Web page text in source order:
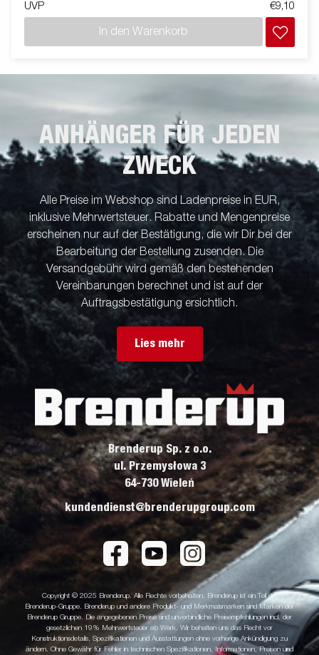
UVP €9,10
In den Warenkorb
ANHÄNGER FÜR JEDEN
ZWECK
Alle Preise im Webshop sind Ladenpreise in EUR,
inklusive Mehrwertsteuer. Rabatte und Mengenpreise
erscheinen nur auf der Bestätigung, die wir Dir bei der
Bearbeitung der Bestellung zusenden. Die
Versandgebühr wird gemäß den bestehenden
Vereinbarungen berechnet und ist auf der
Auftragsbestätigung ersichtlich.
Lies mehr
Brenderup Sp. z o.o.
ul. Przemysłowa 3
64-730 Wieleń
kundendienst@brenderupgroup.com
Copyright © 2025 Brenderup. Alle Rechte vorbehalten. Brenderup ist ein Teil der
Brenderup-Gruppe. Brenderup und andere Produkt- und Merkmalsmarken sind Marken der
Brenderup Gruppe. Die angegebenen Preise sind unverbindliche Preisempfehlungen incl. der
gesetzlichen 19% Mehrwertsteuer ab Werk. Wir behalten uns das Recht vor
Konstruktionsdetails, Spezifikationen und Ausstattungen ohne vorherige Ankündigung zu
ändern. Ohne Gewähr für Fehler in technischen Spezifikationen, Informationen, Preisen und